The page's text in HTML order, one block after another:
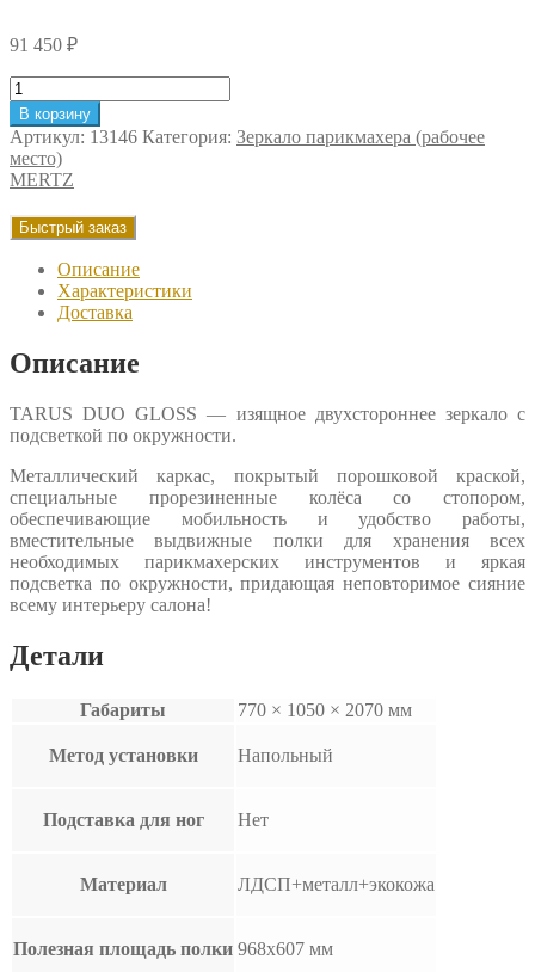
91 450 ₽
Количество
товара
Парикмахерское
зеркало
Mertz
Tarus
Duo
Gloss
В корзину
Артикул: 13146 Категория: Зеркало парикмахера (рабочее
место)
MERTZ
Быстрый заказ
Описание
Характеристики
Доставка
Описание
TARUS DUO GLOSS — изящное двухстороннее зеркало c
подсветкой по окружности.
Металлический каркас, покрытый порошковой краской,
специальные прорезиненные колёса со стопором,
обеспечивающие мобильность и удобство работы,
вместительные выдвижные полки для хранения всех
необходимых парикмахерских инструментов и яркая
подсветка по окружности, придающая неповторимое сияние
всему интерьеру салона!
Детали
Габариты 770 × 1050 × 2070 мм
Метод установки Напольный
Подставка для ног Нет
Материал ЛДСП+металл+экокожа
Полезная площадь полки 968х607 мм